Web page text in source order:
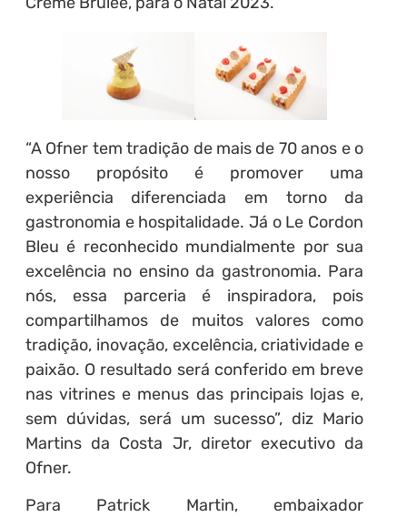
“A Ofner tem tradição de mais de 70 anos e o
nosso propósito é promover uma
experiência diferenciada em torno da
gastronomia e hospitalidade. Já o Le Cordon
Bleu é reconhecido mundialmente por sua
excelência no ensino da gastronomia. Para
nós, essa parceria é inspiradora, pois
compartilhamos de muitos valores como
tradição, inovação, excelência, criatividade e
paixão. O resultado será conferido em breve
nas vitrines e menus das principais lojas e,
sem dúvidas, será um sucesso”, diz Mario
Martins da Costa Jr, diretor executivo da
Ofner.
Para Patrick Martin, embaixador